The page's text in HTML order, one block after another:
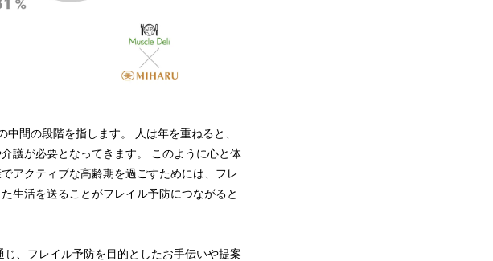
間の段階を指します。 人は年を重ねると、
護が必要となってきます。 このように心と体
アクティブな高齢期を過ごすためには、フレ
生活を送ることがフレイル予防につながると
、フレイル予防を目的としたお手伝いや提案